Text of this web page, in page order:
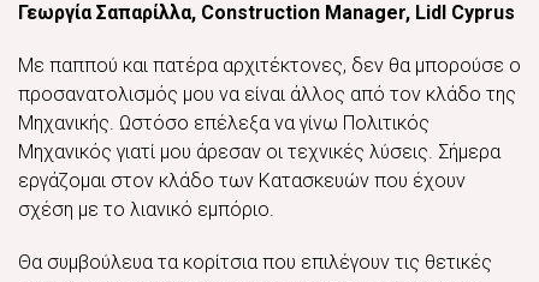
Γεωργία Σαπαρίλλα, Construction Manager, Lidl Cyprus
Με παππού και πατέρα αρχιτέκτονες, δεν θα μπορούσε ο
προσανατολισμός μου να είναι άλλος από τον κλάδο της
Μηχανικής. Ωστόσο επέλεξα να γίνω Πολιτικός
Μηχανικός γιατί μου άρεσαν οι τεχνικές λύσεις. Σήμερα
εργάζομαι στον κλάδο των Κατασκευών που έχουν
σχέση με το λιανικό εμπόριο.
Θα συμβούλευα τα κορίτσια που επιλέγουν τις θετικές